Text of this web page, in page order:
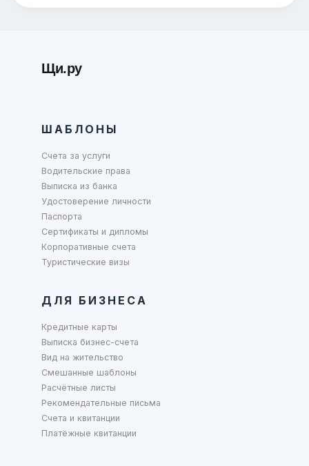
Щи.ру
ШАБЛОНЫ
Счета за услуги
Водительские права
Выписка из банка
Удостоверение личности
Паспорта
Сертификаты и дипломы
Корпоративные счета
Туристические визы
ДЛЯ БИЗНЕСА
Кредитные карты
Выписка бизнес-счета
Вид на жительство
Смешанные шаблоны
Расчётные листы
Рекомендательные письма
Счета и квитанции
Платёжные квитанции